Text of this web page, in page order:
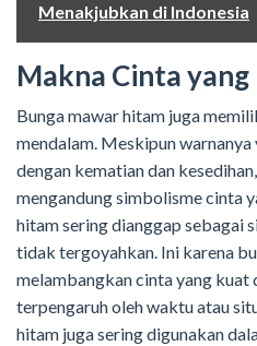
Menakjubkan di Indonesia
Makna Cinta
Bunga mawar hitam juga
mendalam. Meskipun
dengan kematian dan
mengandung simbolisme cinta
hitam sering dianggap sebagai
tidak tergoyahkan. Ini karena
melambangkan cinta yang
terpengaruh oleh waktu atau
hitam juga sering digunakan